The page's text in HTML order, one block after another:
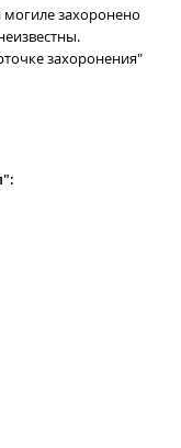
захоронено
захоронения"